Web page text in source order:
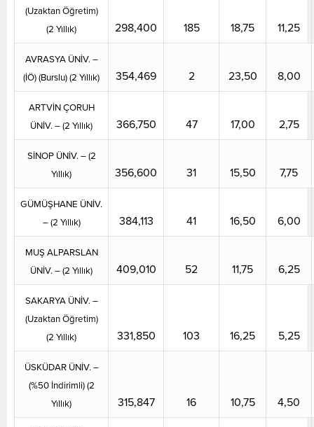
(Uzaktan Öğretim)
(2 Yıllık)
298,400 185 18,75 11,25
AVRASYA ÜNİV. –
(İÖ) (Burslu) (2 Yıllık)
354,469 2 23,50 8,00
ARTVİN ÇORUH
ÜNİV. – (2 Yıllık)
366,750 47 17,00 2,75
SİNOP ÜNİV. – (2
Yıllık)
356,600 31 15,50 7,75
GÜMÜŞHANE ÜNİV.
– (2 Yıllık)
384,113 41 16,50 6,00
MUŞ ALPARSLAN
ÜNİV. – (2 Yıllık)
409,010 52 11,75 6,25
SAKARYA ÜNİV. –
(Uzaktan Öğretim)
(2 Yıllık)
331,850 103 16,25 5,25
ÜSKÜDAR ÜNİV. –
(%50 İndirimli) (2
Yıllık)
315,847 16 10,75 4,50